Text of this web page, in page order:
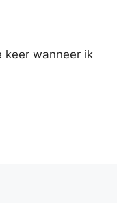
keer wanneer ik